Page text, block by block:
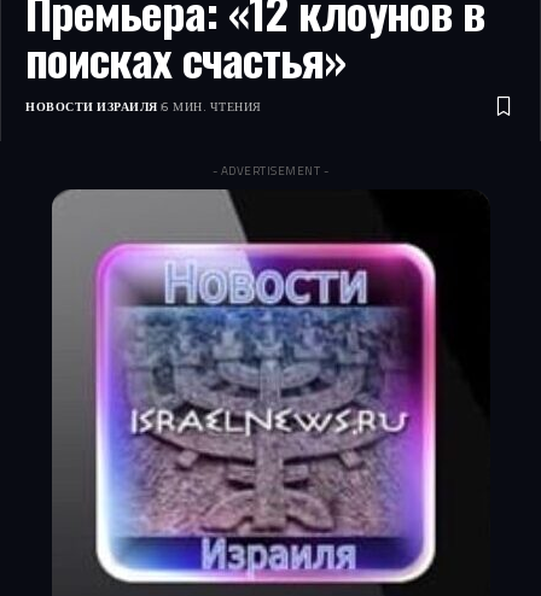
поисках счастья»
НОВОСТИ ИЗРАИЛЯ 6 МИН. ЧТЕНИЯ
- ADVERTISEMENT -